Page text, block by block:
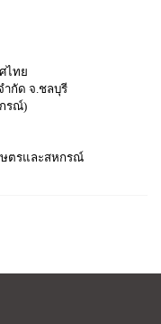
ไทย
กัด จ.ชลบุรี
รณ์)
ษตรและสหกรณ์